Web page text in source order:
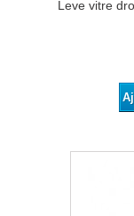
Leve vitre